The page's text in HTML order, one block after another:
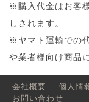
※購入代金はお客
しされます。
※ヤマト運輸での
や業者様向け商品
会社概要 個人情
お問い合わせ